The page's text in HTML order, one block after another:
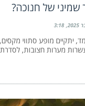
שמיני של חנוכה?
3:18
יתקיים מופע סתווי
מערות חצובות,